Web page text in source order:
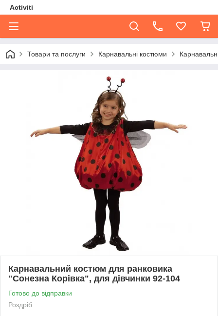
Activiti
Товари та послуги Карнавальні костюми
Карнавальний костюм для ранковика
"Сонезна Корівка", для дівчинки 92-104
Готово до відправки
Роздріб